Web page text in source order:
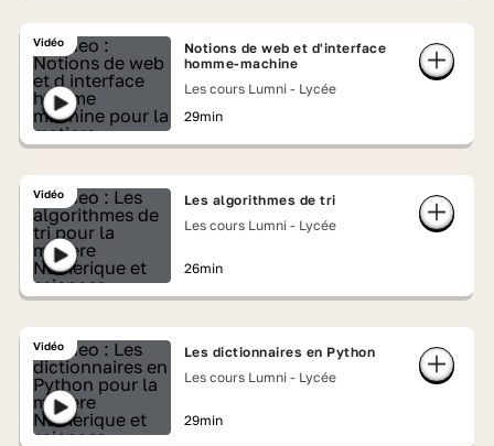
Vidéo
Notions de web et d'interface
homme-machine
Les cours Lumni - Lycée
29min
Vidéo
Les algorithmes de tri
Les cours Lumni - Lycée
26min
Vidéo
Les dictionnaires en Python
Les cours Lumni - Lycée
29min